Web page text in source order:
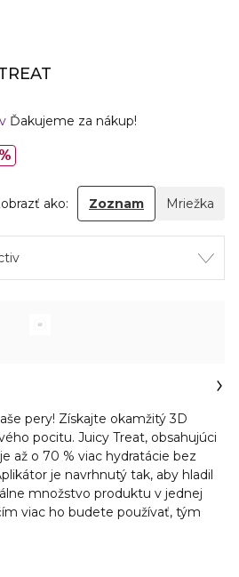
Ďakujeme za nákup!
ako: Zoznam Mriežka
pery! Získajte okamžitý 3D
pocitu. Juicy Treat, obsahujúci
až o 70 % viac hydratácie bez
je navrhnutý tak, aby hladil
množstvo produktu v jednej
viac ho budete používať, tým